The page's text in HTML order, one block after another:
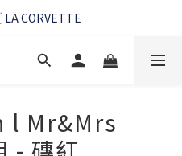
CORVETTE
CORVETTE
淨清潔的相伴
l Mr&Mrs
- 磚紅